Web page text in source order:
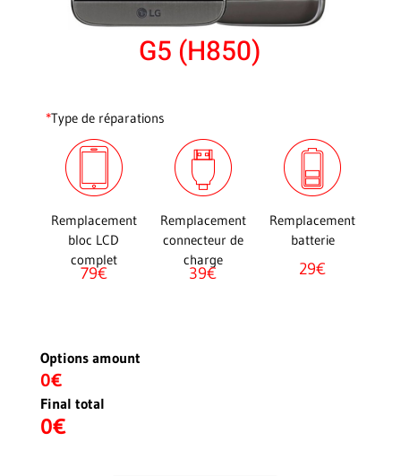
G5 (H850)
*Type de réparations
Remplacement
bloc LCD
complet
79€
Remplacement
connecteur de
charge
39€
Remplacement
batterie
29€
Options amount
0€
Final total
0€